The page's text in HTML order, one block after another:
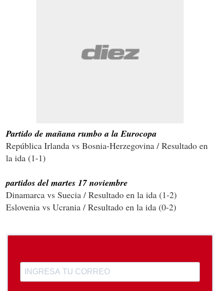
Partido de mañana rumbo a la Eurocopa
República Irlanda vs Bosnia-Herzegovina / Resultado en
la ida (1-1)
partidos del martes 17 noviembre
Dinamarca vs Suecia / Resultado en la ida (1-2)
Eslovenia vs Ucrania / Resultado en la ida (0-2)